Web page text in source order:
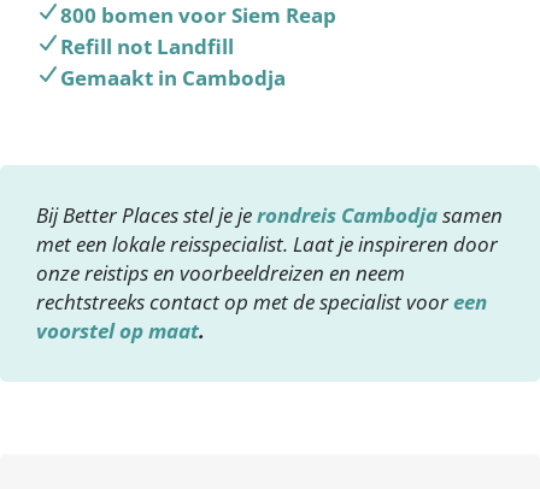
800 bomen voor Siem Reap
Refill not Landfill
Gemaakt in Cambodja
Bij Better Places stel je jerondreis Cambodjasamen
met een lokale reisspecialist. Laat je inspireren door
onze reistips en voorbeeldreizen en neem
rechtstreeks contact op met de specialist vooreen
voorstel op maat.